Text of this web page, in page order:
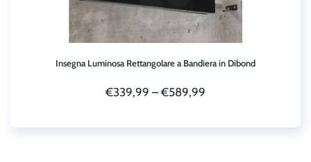
Insegna Luminosa Rettangolare a Bandiera in Dibond
€339,99 –€589,99